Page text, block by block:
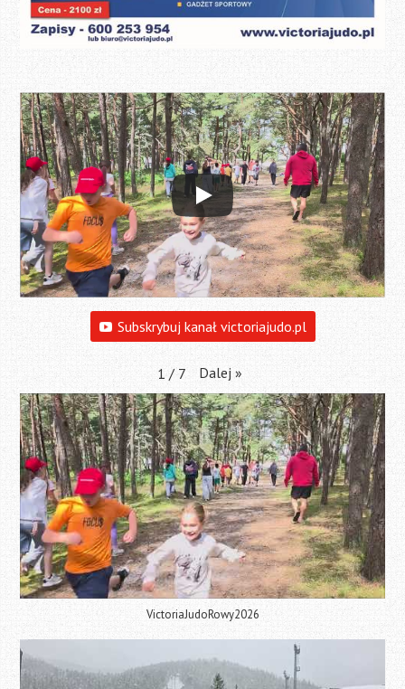
Subskrybuj kanał victoriajudo.pl
1 / 7 Dalej »
VictoriaJudoRowy2026